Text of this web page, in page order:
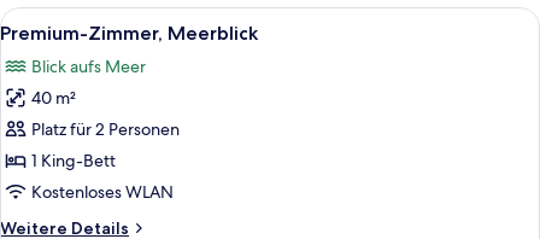
Alle
Fotos
für
Premium-
Zimmer,
Meerblick
anzeigen
Ein Hotelzimmer mit einem großen
6
Premium-Zimmer, Meerblick
Blick aufs Meer
40 m²
Platz für 2 Personen
1 King-Bett
Kostenloses WLAN
Weitere Details
Weitere